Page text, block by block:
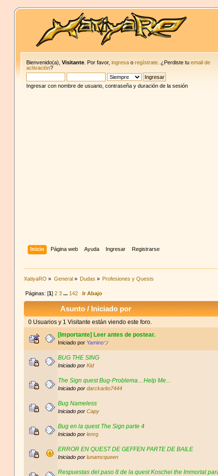
Bienvenido(a),Visitante . Por favor,ingresa oregístrate . ¿Perdiste tuemail de
activación?
Ingresar con nombre de usuario, contraseña y duración de la sesión
Inicio Página web Ayuda Ingresar Registrarse
XatiyaRO » General» Dudas » Profesiones y Quests
Páginas: [1] 2 3 ... 142 Ir Abajo
Asunto / Iniciado por
0 Usuarios y 1 Visitante están viendo este foro.
[Importante] Leer antes de postear.
Iniciado porYaminoツ
BUG THE SING
Iniciado porKid
The Sign quest Bug-Problema... Help Me...
Iniciado pordarckarito7444
Bug Nameless
Iniciado porCapy
Bug en la quest The Sign parte 4
Iniciado porlenrg
ERROR EN QUEST DE GEFFEN PARTE DE BAILE
Iniciado porlunamcqueen
Respuestas del paso 8 de la quest Koschei the Immortal